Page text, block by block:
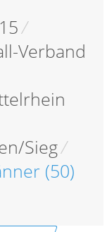
/
Verband
Sieg/
(50)